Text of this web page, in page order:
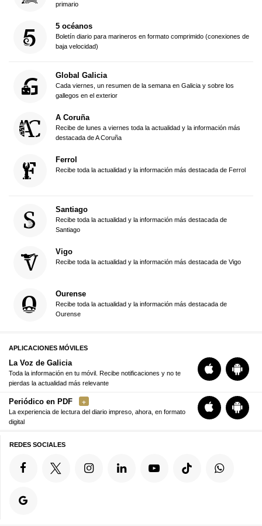
primario
5 océanos
Boletín diario para marineros en formato comprimido (conexiones de
baja velocidad)
Global Galicia
Cada viernes, un resumen de la semana en Galicia y sobre los
gallegos en el exterior
A Coruña
Recibe de lunes a viernes toda la actualidad y la información más
destacada de A Coruña
Ferrol
Recibe toda la actualidad y la información más destacada de Ferrol
Santiago
Recibe toda la actualidad y la información más destacada de
Santiago
Vigo
Recibe toda la actualidad y la información más destacada de Vigo
Ourense
Recibe toda la actualidad y la información más destacada de
Ourense
APLICACIONES MÓVILES
La Voz de Galicia
Toda la información en tu móvil. Recibe notificaciones y no te
pierdas la actualidad más relevante
Periódico en PDF
La experiencia de lectura del diario impreso, ahora, en formato
digital
REDES SOCIALES